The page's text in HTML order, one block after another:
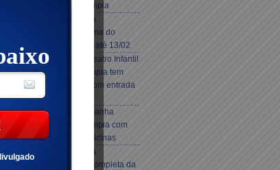
Eletrônico na Vila Olímpia
Vila Olímpia: Confira a
programação de cinema do
Shopping Jk Iguatemi até 13/02
Primeiro Festival de Teatro Infantil
do Shopping Vila Olímpia tem
peças todos os dias com entrada
gratuita
O Pequeno Príncipe ganha
exposição na Vila Olímpia com
réplicas, cenários e oficinas
Vila Olímpia: Confira a
programação teatral completa da